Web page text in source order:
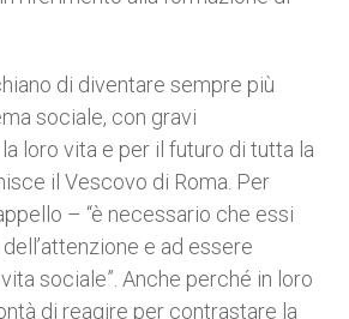
di diventare sempre più
sociale, con gravi
loro vita e per il futuro di tutta la
il Vescovo di Roma. Per
– “è necessario che essi
e ad essere
sociale”. Anche perché in loro
di reagire per contrastare la